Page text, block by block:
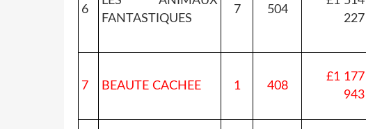
6
FANTASTIQUES
7 504
227
7 BEAUTE CACHEE 1 408
£1 177
943